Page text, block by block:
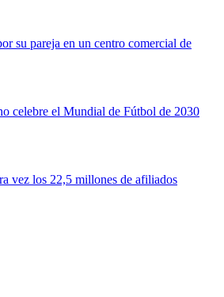
su pareja en un centro comercial de
celebre el Mundial de Fútbol de 2030
vez los 22,5 millones de afiliados